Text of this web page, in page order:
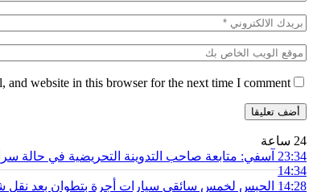
and website in this browser for the next time I comment.
24 ساعة
23:34 آسفي: متابعة صاحب التدوينة التحريضية في حالة
14:34
14:28 الحبس لخمس سائقي سيارات أجرة بتطوان بعد نقل